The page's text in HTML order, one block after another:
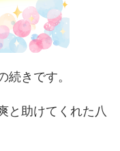
きです。
と助けてくれた八